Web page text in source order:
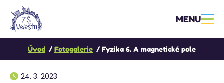
MENU
Úvod Fotogalerie Fyzika 6. A magnetické pole
24. 3. 2023